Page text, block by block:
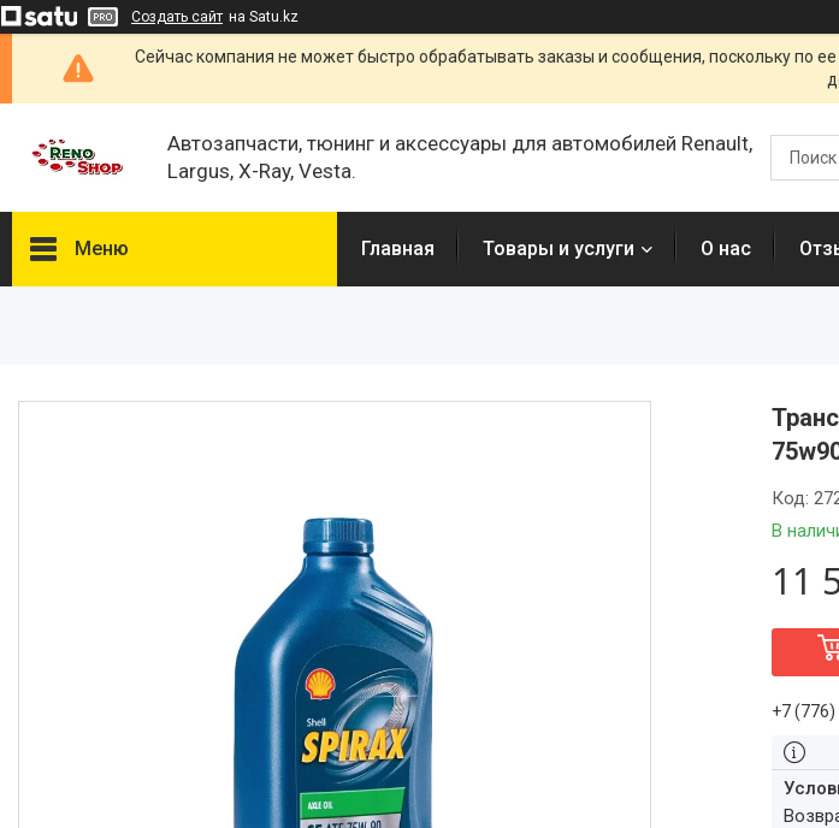
Создать сайт на Satu.kz
Сейчас компания не может быстро обрабатывать заказы и сообщения, поскольку по
Автозапчасти, тюнинг и аксессуары для автомобилей Renault,
Largus, X-Ray, Vesta.
Меню Главная Товары и услуги О нас
В
Код:
11
+7